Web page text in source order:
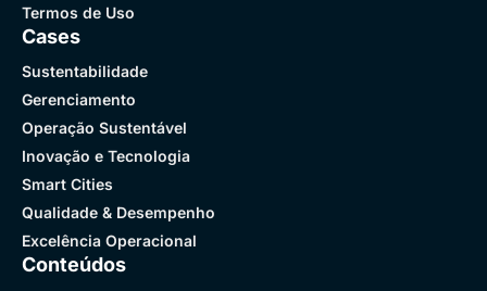
Termos de Uso
Cases
Sustentabilidade
Gerenciamento
Operação Sustentável
Inovação e Tecnologia
Smart Cities
Qualidade & Desempenho
Excelência Operacional
Conteúdos